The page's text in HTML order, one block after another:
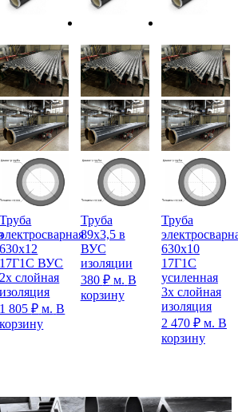
Труба
электросварная
630х12
17Г1С ВУС
2х слойная
изоляция
1 805₽ м. В
корзину
Труба
89х3,5 в
ВУС
изоляции
380 ₽ м. В
корзину
Труба
630х10
17Г1С
усиленная
3х слойная
изоляция
2 470 ₽ м. В
корзину